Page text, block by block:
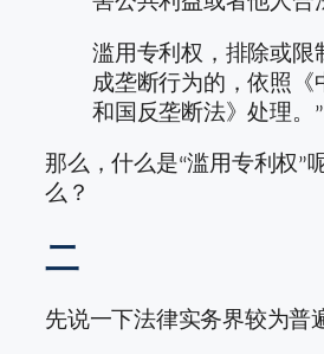
滥用专利权，排除或限
成垄断行为的，依照《
和国反垄断法》处理。”
那么，什么是“滥用专利权”
么？
二
先说一下法律实务界较为普